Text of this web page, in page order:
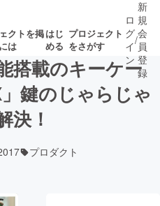
クトを掲
は
はじ
める
プロジェクト
をさがす
ロ募集終了が近いプ
ロ
グ
イ
ン
/
新
規
会
員
登
録
搭載のキーケー
鍵のじゃらじゃ
決！
プロダクト